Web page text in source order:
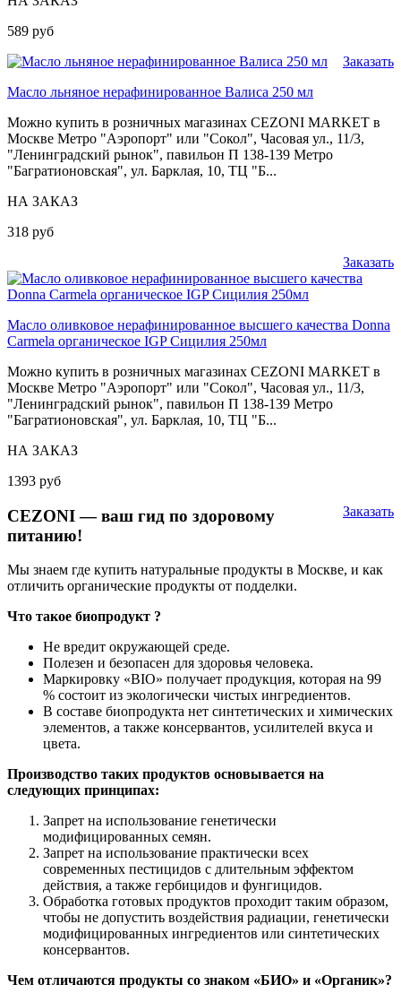
589 руб
Заказать
Масло льняное нерафинированное Валиса 250 мл
Можно купить в розничных магазинах CEZONI MARKET в
Москве Метро "Аэропорт" или "Сокол", Часовая ул., 11/3,
"Ленинградский рынок", павильон П 138-139 Метро
"Багратионовская", ул. Барклая, 10, ТЦ "Б...
НА ЗАКАЗ
318 руб
Заказать
Масло оливковое нерафинированное высшего качества Donna
Carmela органическое IGP Сицилия 250мл
Можно купить в розничных магазинах CEZONI MARKET в
Москве Метро "Аэропорт" или "Сокол", Часовая ул., 11/3,
"Ленинградский рынок", павильон П 138-139 Метро
"Багратионовская", ул. Барклая, 10, ТЦ "Б...
НА ЗАКАЗ
1393 руб
Заказать
CEZONI — ваш гид по здоровому
питанию!
Мы знаем где купить натуральные продукты в Москве, и как
отличить органические продукты от подделки.
Что такое биопродукт ?
Не вредит окружающей среде.
Полезен и безопасен для здоровья человека.
Маркировку «BIO» получает продукция, которая на 99
% состоит из экологически чистых ингредиентов.
В составе биопродукта нет синтетических и химических
элементов, а также консервантов, усилителей вкуса и
цвета.
Производство таких продуктов основывается на
следующих принципах:
Запрет на использование генетически
модифицированных семян.
Запрет на использование практически всех
современных пестицидов с длительным эффектом
действия, а также гербицидов и фунгицидов.
Обработка готовых продуктов проходит таким образом,
чтобы не допустить воздействия радиации, генетически
модифицированных ингредиентов или синтетических
консервантов.
Чем отличаются продукты со знаком «БИО» и «Органик»?